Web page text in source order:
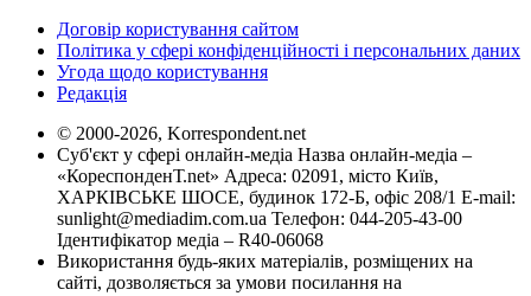
Договір користування сайтом
Політика у сфері конфіденційності і персональних даних
Угода щодо користування
Редакція
© 2000-2026, Korrespondent.net
Суб'єкт у сфері онлайн-медіа Назва онлайн-медіа –
«КореспонденТ.net» Адреса: 02091, місто Київ,
ХАРКІВСЬКЕ ШОСЕ, будинок 172-Б, офіс 208/1 E-mail:
sunlight@mediadim.com.ua Телефон: 044-205-43-00
Ідентифікатор медіа – R40-06068
Використання будь-яких матеріалів, розміщених на
сайті, дозволяється за умови посилання на